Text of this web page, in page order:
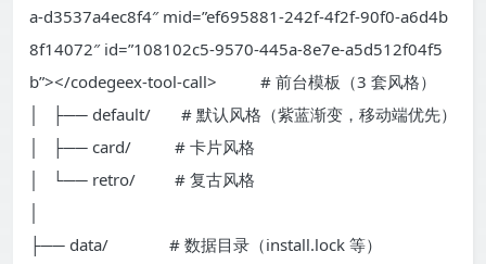
a-d3537a4ec8f4″ mid=”ef695881-242f-4f2f-90f0-a6d4b
8f14072″ id=”108102c5-9570-445a-8e7e-a5d512f04f5
b”></codegeex-tool-call> # 前台模板（3 套风格）
│ ├── default/ # 默认风格（紫蓝渐变，移动端优先）
│ ├── card/ # 卡片风格
│ └── retro/ # 复古风格
├── data/ # 数据目录（install.lock 等）